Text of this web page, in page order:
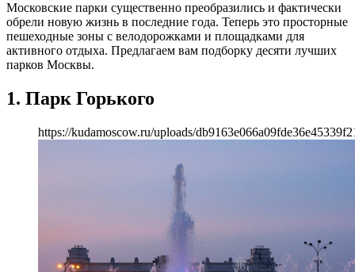
Московские парки существенно преобразились и фактически
обрели новую жизнь в последние года. Теперь это просторные
пешеходные зоны с велодорожками и площадками для
активного отдыха. Предлагаем вам подборку десяти лучших
парков Москвы.
1. Парк Горького
https://kudamoscow.ru/uploads/